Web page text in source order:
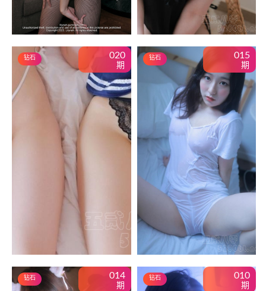
注册
**注册必看**
钻石 020
期
钻石 015
期
钻石 014
期
钻石 010
期